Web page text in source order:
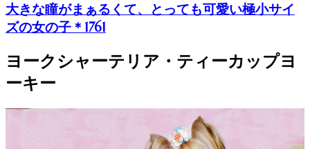
大きな瞳がまぁるくて、とっても可愛い極小サイ
ズの女の子＊1761
ヨークシャーテリア・ティーカップヨ
ーキー